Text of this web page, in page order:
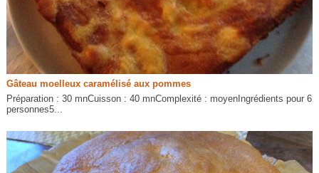
Gâteau moelleux caramélisé aux pommes
Préparation : 30 mnCuisson : 40 mnComplexité : moyenIngrédients pour 6
personnes5...